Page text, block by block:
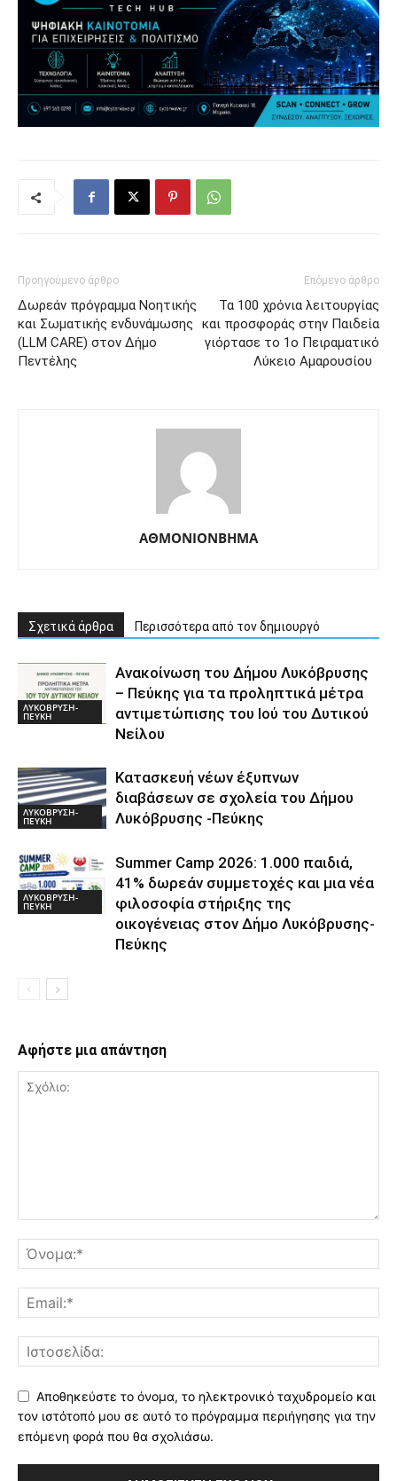
Προηγούμενο άρθρο
Δωρεάν πρόγραμμα Νοητικής
και Σωματικής ενδυνάμωσης
(LLM CARE) στον Δήμο
Πεντέλης
Επόμενο άρθρο
Τα 100 χρόνια λειτουργίας
και προσφοράς στην Παιδεία
γιόρτασε το 1ο Πειραματικό
Λύκειο Αμαρουσίου
ΑΘΜΟΝΙΟΝΒΗΜΑ
Σχετικά άρθρα Περισσότερα από τον δημιουργό
ΛΥΚΟΒΡΥΣΗ-
ΠΕΥΚΗ
Ανακοίνωση του Δήμου Λυκόβρυσης
– Πεύκης για τα προληπτικά μέτρα
αντιμετώπισης του Ιού του Δυτικού
Νείλου
ΛΥΚΟΒΡΥΣΗ-
ΠΕΥΚΗ
Κατασκευή νέων έξυπνων
διαβάσεων σε σχολεία του Δήμου
Λυκόβρυσης -Πεύκης
ΛΥΚΟΒΡΥΣΗ-
ΠΕΥΚΗ
Summer Camp 2026: 1.000 παιδιά,
41% δωρεάν συμμετοχές και μια νέα
φιλοσοφία στήριξης της
οικογένειας στον Δήμο Λυκόβρυσης-
Πεύκης
Αφήστε μια απάντηση
Αποθηκεύστε το όνομα, το ηλεκτρονικό ταχυδρομείο και
τον ιστότοπό μου σε αυτό το πρόγραμμα περιήγησης για την
επόμενη φορά που θα σχολιάσω.